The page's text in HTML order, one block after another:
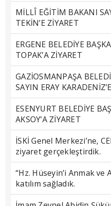
MİLLÎ EĞİTİM BAKANI
TEKİN’E ZİYARET
ERGENE BELEDİYE
TOPAK’A ZİYARET
GAZİOSMANPAŞA
SAYIN ERAY
ESENYURT BELEDİYE
AKSOY’A ZİYARET
İSKİ Genel Merkezi’ne,
ziyaret gerçekleştirdik.
“Hz. Hüseyin’i Anmak ve
katılım sağladık.